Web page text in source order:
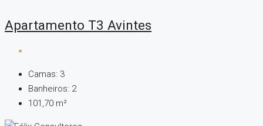
Apartamento T3 Avintes
Camas: 3
Banheiros: 2
101,70 m²